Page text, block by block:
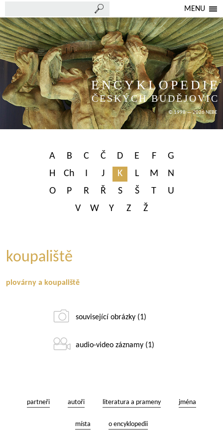
MENU
ENCYKLOPEDIE
ČESKÝCH BUDĚJOVIC
© 1998 — 2026 NEBE
A B C Č D E F
G
H
Ch I J K L M
N
O
P R Ř S Š T
U
V
W Y Z Ž
koupaliště
plovárny a koupaliště
související obrázky (1)
audio-video záznamy (1)
partneři autoři literatura a prameny jména
místa o encyklopedii